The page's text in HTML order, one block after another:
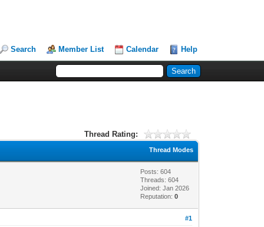
Search Member List Calendar Help
Thread Rating:
Thread Modes
Posts: 604
Threads: 604
Joined: Jan 2026
Reputation:0
#1